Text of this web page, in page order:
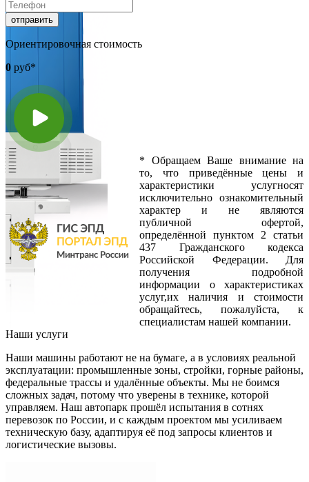
отправить
Ориентировочная стоимость
0 руб*
* Обращаем Ваше внимание на
то, что приведённые цены и
характеристики услугносят
исключительно ознакомительный
характер и не являются
публичной офертой,
определённой пунктом 2 статьи
437 Гражданского кодекса
Российской Федерации. Для
получения подробной
информации о характеристиках
услуг,их наличия и стоимости
обращайтесь, пожалуйста, к
специалистам нашей компании.
Наши услуги
Наши машины работают не на бумаге, а в условиях реальной
эксплуатации: промышленные зоны, стройки, горные районы,
федеральные трассы и удалённые объекты. Мы не боимся
сложных задач, потому что уверены в технике, которой
управляем. Наш автопарк прошёл испытания в сотнях
перевозок по России, и с каждым проектом мы усиливаем
техническую базу, адаптируя её под запросы клиентов и
логистические вызовы.